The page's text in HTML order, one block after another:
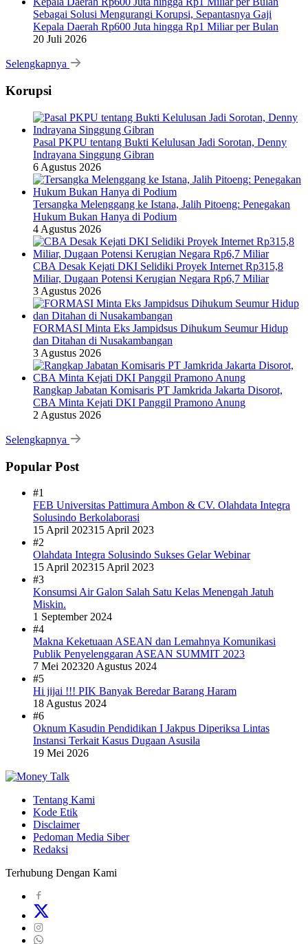
Sebagai Solusi Mengurangi Korupsi, Sepantasnya Gaji
Kepala Daerah Rp600 Juta hingga Rp1 Miliar per Bulan
20 Juli 2026
Selengkapnya
Korupsi
Pasal PKPU tentang Bukti Kelulusan Jadi Sorotan, Denny
Indrayana Singgung Gibran
6 Agustus 2026
Tersangka Melenggang ke Istana, Jalih Pitoeng: Penegakan
Hukum Bukan Hanya di Podium
4 Agustus 2026
CBA Desak Kejati DKI Selidiki Proyek Internet Rp315,8
Miliar, Dugaan Potensi Kerugian Negara Rp6,7 Miliar
3 Agustus 2026
FORMASI Minta Eks Jampidsus Dihukum Seumur Hidup
dan Ditahan di Nusakambangan
3 Agustus 2026
Rangkap Jabatan Komisaris PT Jamkrida Jakarta Disorot,
CBA Minta Kejati DKI Panggil Pramono Anung
2 Agustus 2026
Selengkapnya
Popular Post
#1
FEB Universitas Pattimura Ambon & CV. Olahdata Integra
Solusindo Berkolaborasi
15 April 202315 April 2023
#2
Olahdata Integra Solusindo Sukses Gelar Webinar
15 April 202315 April 2023
#3
Konsumsi Air Galon Salah Satu Kelas Menengah Jatuh
Miskin.
1 September 2024
#4
Makna Keketuaan ASEAN dan Lemahnya Komunikasi
Publik Penyelenggaran ASEAN SUMMIT 2023
7 Mei 202320 Agustus 2024
#5
Hi jijai !!! PIK Banyak Beredar Barang Haram
18 Agustus 2024
#6
Oknum Kasudin Pendidikan I Jakpus Diperiksa Lintas
Instansi Terkait Kasus Dugaan Asusila
19 Mei 2026
Tentang Kami
Kode Etik
Disclaimer
Pedoman Media Siber
Redaksi
Terhubung Dengan Kami